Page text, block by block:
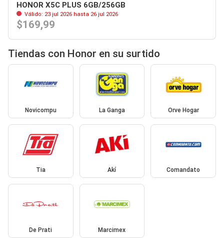
HONOR X5C PLUS 6GB/256GB
Válido: 23 jul 2026 hasta 26 jul 2026
$169,99
Tiendas con Honor en su surtido
Novicompu La Ganga Orve Hogar
Tia Akí Comandato
De Prati Marcimex